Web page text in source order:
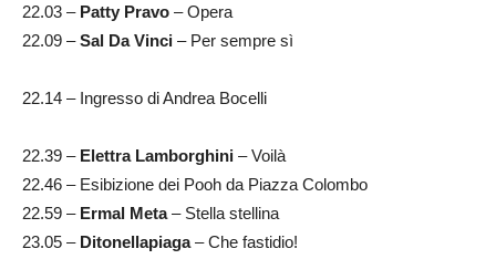
22.03 – Patty Pravo – Opera
22.09 –Sal Da Vinci – Per sempre sì
22.14 – Ingresso di Andrea Bocelli
22.39 – Elettra Lamborghini – Voilà
22.46 – Esibizione dei Pooh da Piazza Colombo
22.59 –Ermal Meta– Stella stellina
23.05 – Ditonellapiaga– Che fastidio!